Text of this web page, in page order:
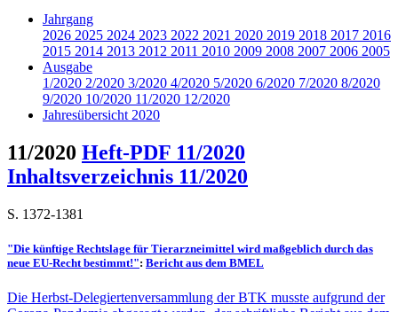
Jahrgang
2026 2025 2024 2023 2022 2021 2020 2019 2018 2017 2016
2015 2014 2013 2012 2011 2010 2009 2008 2007 2006 2005
Ausgabe
1/2020 2/2020 3/2020 4/2020 5/2020 6/2020 7/2020 8/2020
9/2020 10/2020 11/2020 12/2020
Jahresübersicht 2020
11/2020 Heft-PDF 11/2020
Inhaltsverzeichnis 11/2020
S. 1372-1381
"Die künftige Rechtslage für Tierarzneimittel wird maßgeblich durch das
neue EU-Recht bestimmt!": Bericht aus dem BMEL
Die Herbst-Delegiertenversammlung der BTK musste aufgrund der